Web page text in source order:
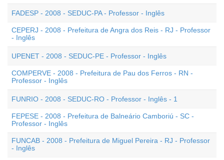
FADESP - 2008 - SEDUC-PA - Professor - Inglês
CEPERJ - 2008 - Prefeitura de Angra dos Reis - RJ - Professor
- Inglês
UPENET - 2008 - SEDUC-PE - Professor - Inglês
COMPERVE - 2008 - Prefeitura de Pau dos Ferros - RN -
Professor - Inglês
FUNRIO - 2008 - SEDUC-RO - Professor - Inglês - 1
FEPESE - 2008 - Prefeitura de Balneário Camboriú - SC -
Professor - Inglês
FUNCAB - 2008 - Prefeitura de Miguel Pereira - RJ - Professor
- Inglês